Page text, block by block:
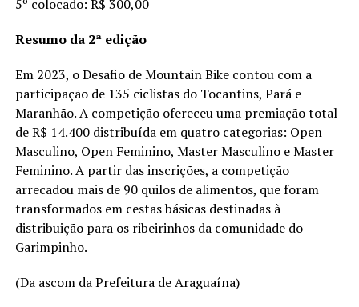
5º colocado: R$ 300,00
Resumo da 2ª edição
Em 2023, o Desafio de Mountain Bike contou com a
participação de 135 ciclistas do Tocantins, Pará e
Maranhão. A competição ofereceu uma premiação total
de R$ 14.400 distribuída em quatro categorias: Open
Masculino, Open Feminino, Master Masculino e Master
Feminino. A partir das inscrições, a competição
arrecadou mais de 90 quilos de alimentos, que foram
transformados em cestas básicas destinadas à
distribuição para os ribeirinhos da comunidade do
Garimpinho.
(Da ascom da Prefeitura de Araguaína)